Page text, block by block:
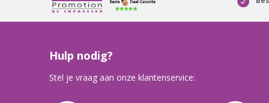
Hulp nodig?
Stel je vraag aan onze klantenservice: